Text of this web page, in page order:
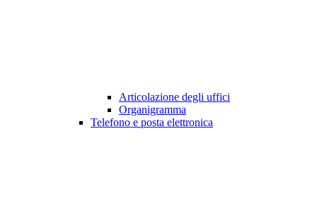
Articolazione degli uffici
Organigramma
Telefono e posta elettronica